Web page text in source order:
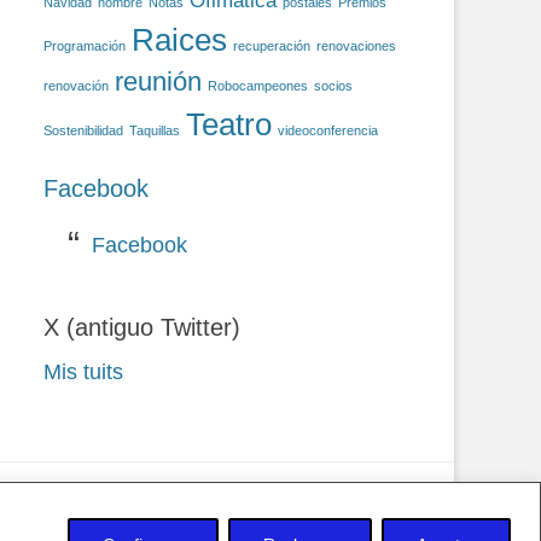
Programación Raices recuperación renovaciones
renovación reunión Robocampeones socios
Sostenibilidad Taquillas Teatro videoconferencia
Facebook
Facebook
X (antiguo Twitter)
Mis tuits